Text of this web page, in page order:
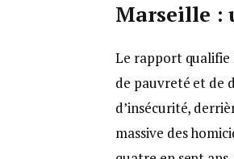
Marseille :
Le rapport qualifie
de pauvreté et de
d’insécurité,
massive des